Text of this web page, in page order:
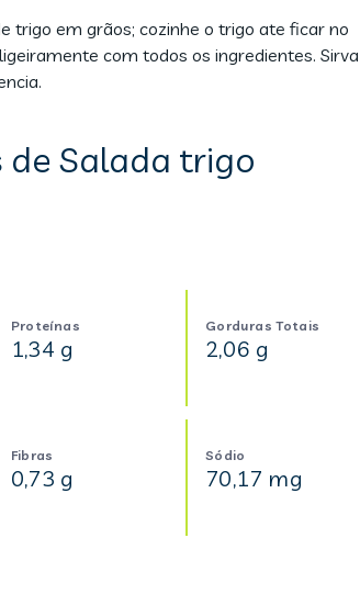
trigo em grãos; cozinhe o trigo ate ficar no
com todos os ingredientes. Sirva
Salada trigo
Proteínas
1,34 g
Gorduras Totais
2,06 g
Fibras
0,73 g
Sódio
70,17 mg